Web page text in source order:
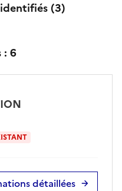
(3)
: 6
détaillées